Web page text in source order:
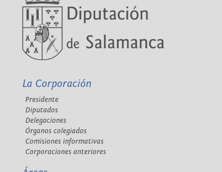
La Corporación
Presidente
Diputados
Delegaciones
Órganos colegiados
Comisiones informativas
Corporaciones anteriores